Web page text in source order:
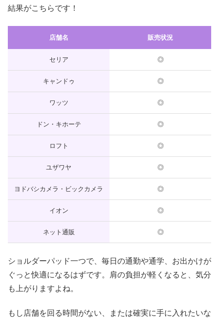
結果がこちらです！
店舗名 販売状況
セリア ◎
キャンドゥ ◎
ワッツ ◎
ドン・キホーテ ◎
ロフト ◎
ユザワヤ ◎
ヨドバシカメラ・ビックカメラ ◎
イオン ◎
ネット通販 ◎
ショルダーパッド一つで、毎日の通勤や通学、お出かけが
ぐっと快適になるはずです。肩の負担が軽くなると、気分
も上がりますよね。
もし店舗を回る時間がない、または確実に手に入れたいな